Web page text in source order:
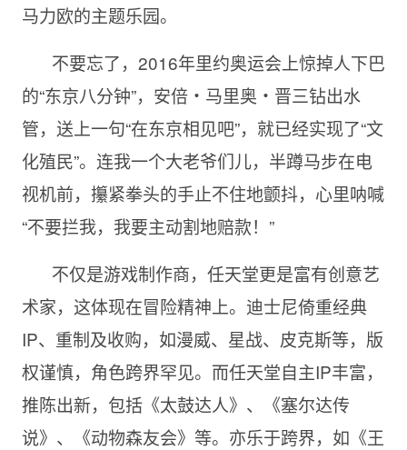
马力欧的主题乐园。
不要忘了，2016年里约奥运会上惊掉人下巴
的“东京八分钟”，安倍・马里奥・晋三钻出水
管，送上一句“在东京相见吧”，就已经实现了“文
化殖民”。连我一个大老爷们儿，半蹲马步在电
视机前，攥紧拳头的手止不住地颤抖，心里呐喊
“不要拦我，我要主动割地赔款！”
不仅是游戏制作商，任天堂更是富有创意艺
术家，这体现在冒险精神上。迪士尼倚重经典
IP、重制及收购，如漫威、星战、皮克斯等，版
权谨慎，角色跨界罕见。而任天堂自主IP丰富，
推陈出新，包括《太鼓达人》、《塞尔达传
说》、《动物森友会》等。亦乐于跨界，如《王